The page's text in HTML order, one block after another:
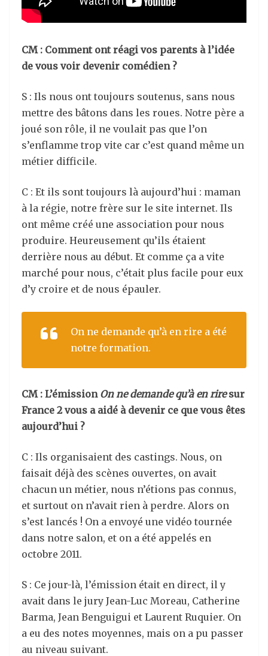
CM : Comment ont réagi vos parents à l’idée
de vous voir devenir comédien ?
S : Ils nous ont toujours soutenus, sans nous
mettre des bâtons dans les roues. Notre père a
joué son rôle, il ne voulait pas que l’on
s’enflamme trop vite car c’est quand même un
métier difficile.
C : Et ils sont toujours là aujourd’hui : maman
à la régie, notre frère sur le site internet. Ils
ont même créé une association pour nous
produire. Heureusement qu’ils étaient
derrière nous au début. Et comme ça a vite
marché pour nous, c’était plus facile pour eux
d’y croire et de nous épauler.
On ne demande qu’à en rire a été
notre formation.
CM : L’émission On ne demande qu’à en riresur
France 2 vous a aidé à devenir ce que vous êtes
aujourd’hui ?
C : Ils organisaient des castings. Nous, on
faisait déjà des scènes ouvertes, on avait
chacun un métier, nous n’étions pas connus,
et surtout on n’avait rien à perdre. Alors on
s’est lancés ! On a envoyé une vidéo tournée
dans notre salon, et on a été appelés en
octobre 2011.
S : Ce jour-là, l’émission était en direct, il y
avait dans le jury Jean-Luc Moreau, Catherine
Barma, Jean Benguigui et Laurent Ruquier. On
a eu des notes moyennes, mais on a pu passer
au niveau suivant.